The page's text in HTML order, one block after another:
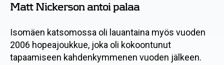
Matt Nickerson antoi palaa
Isomäen katsomossa oli lauantaina myös vuoden
2006 hopeajoukkue, joka oli kokoontunut
tapaamiseen kahdenkymmenen vuoden jälkeen.